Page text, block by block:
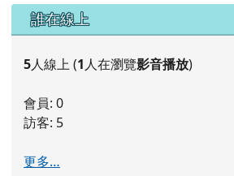
右邊區域內容
誰在線上
5人線上 (1人在瀏覽影音播放)
會員: 0
訪客: 5
更多…